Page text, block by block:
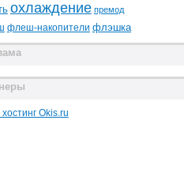
охлаждение премод
флеш-накопители флэшка